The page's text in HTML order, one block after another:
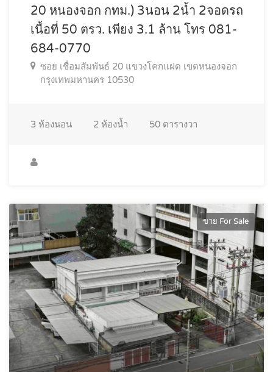
20 หนองจอก กทม.) 3นอน 2น้ำ 2จอดรถ
เนื้อที่ 50 ตรว. เพียง 3.1 ล้าน โทร 081-
684-0770
ซอย เชื่อมสัมพันธ์ 20 แขวงโคกแฝด เขตหนองจอก
กรุงเทพมหานคร 10530
3 ห้องนอน 2 ห้องน้ำ 50 ตารางวา
ขาย For Sale